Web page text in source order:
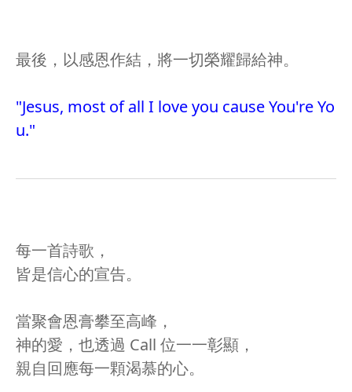
最後，以感恩作結，將一切榮耀歸給神。
"Jesus, most of all I love you cause You're Yo
u."
每一首詩歌，
皆是信心的宣告。
當聚會恩膏攀至高峰，
神的愛，也透過 Call 位一一彰顯，
親自回應每一顆渴慕的心。